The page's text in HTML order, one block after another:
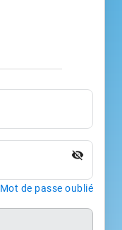
visibility_off
Mot de passe oublié